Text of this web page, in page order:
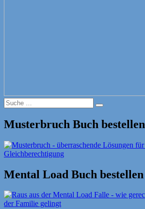
Suche
nach:
Suche
Musterbruch Buch bestellen
Mental Load Buch bestellen